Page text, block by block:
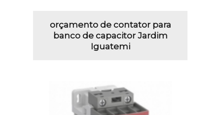
orçamento de contator para
banco de capacitor Jardim
Iguatemi